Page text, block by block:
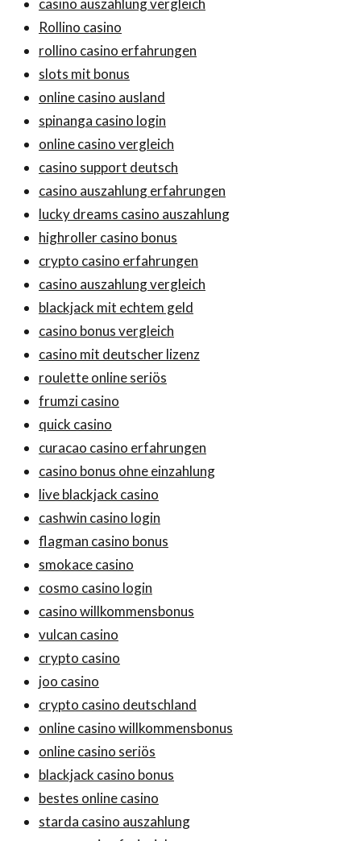
Rollino casino
rollino casino erfahrungen
slots mit bonus
online casino ausland
spinanga casino login
online casino vergleich
casino support deutsch
casino auszahlung erfahrungen
lucky dreams casino auszahlung
highroller casino bonus
crypto casino erfahrungen
casino auszahlung vergleich
blackjack mit echtem geld
casino bonus vergleich
casino mit deutscher lizenz
roulette online seriös
frumzi casino
quick casino
curacao casino erfahrungen
casino bonus ohne einzahlung
live blackjack casino
cashwin casino login
flagman casino bonus
smokace casino
cosmo casino login
casino willkommensbonus
vulcan casino
crypto casino
joo casino
crypto casino deutschland
online casino willkommensbonus
online casino seriös
blackjack casino bonus
bestes online casino
starda casino auszahlung